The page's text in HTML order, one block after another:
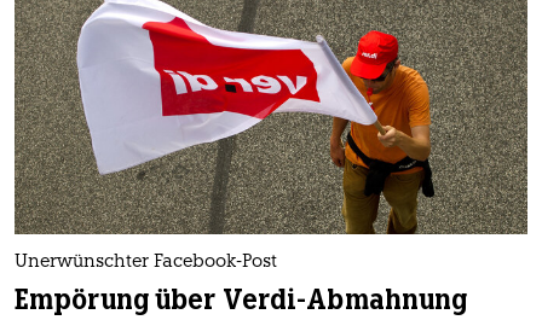
Unerwünschter Facebook-Post
Empörung über Verdi-Abmahnung